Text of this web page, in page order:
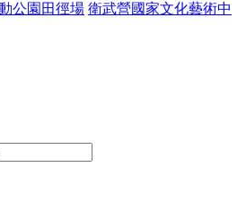
公園田徑場 衛武營國家文化藝術中